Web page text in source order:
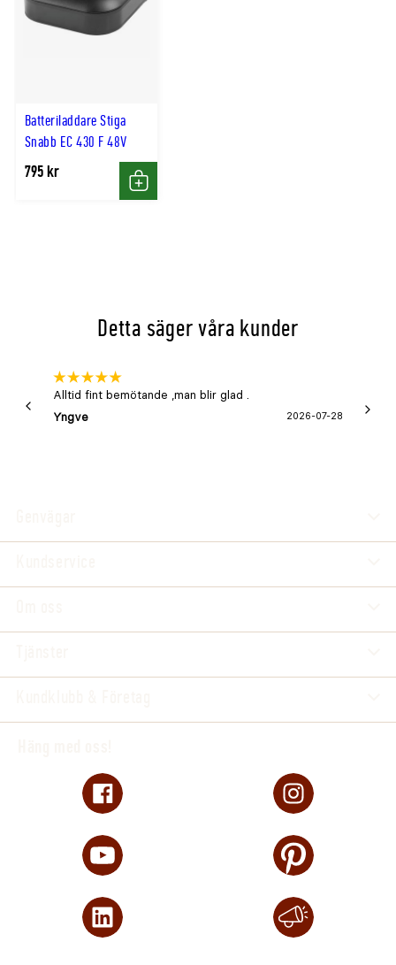
Batteriladdare Stiga
Snabb EC 430 F 48V
795 kr
Köp
Detta säger våra kunder
Alltid fint bemötande ,man blir glad .
Yngve
2026-07-28